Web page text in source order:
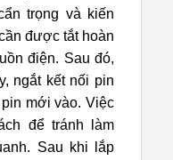
trọng và kiến
được tắt hoàn
điện. Sau đó,
ngắt kết nối pin
mới vào. Việc
để tránh làm
Sau khi lắp